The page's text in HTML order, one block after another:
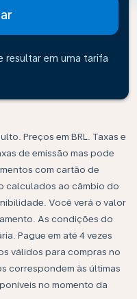
resultar em uma tarifa
Preços em BRL. Taxas e
de emissão mas pode
com cartão de
calculados ao câmbio do
Você verá o valor
As condições do
Pague em até 4 vezes
válidos para compras no
correspondem às últimas
no momento da